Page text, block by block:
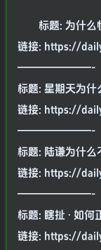
标题: 为什么
链接: https://
———————-
标题: 星期天为什
链接: https://
———————-
标题: 陆谦为什么
链接: https://
———————-
标题: 瞎扯 · 如何
链接: https://